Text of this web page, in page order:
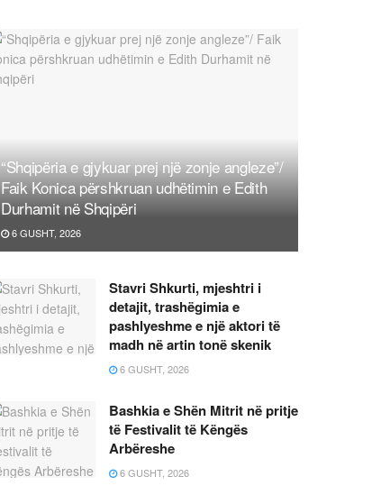
“Shqipëria e gjykuar prej një zonje angleze”/
Faik Konica përshkruan udhëtimin e Edith
Durhamit në Shqipëri
6 GUSHT, 2026
Stavri Shkurti, mjeshtri i
detajit, trashëgimia e
pashlyeshme e një aktori të
madh në artin tonë skenik
6 GUSHT, 2026
Bashkia e Shën Mitrit në pritje
të Festivalit të Këngës
Arbëreshe
6 GUSHT, 2026